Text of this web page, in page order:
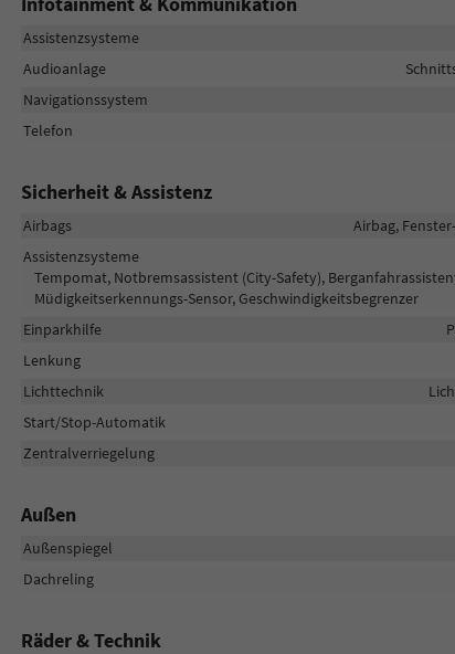
Assistenzsysteme
Audioanlage
Navigationssystem
Telefon
Sicherheit & Assistenz
Airbags
Airbag,
Assistenzsysteme
Tempomat, Notbremsassistent (City-Safety),
Müdigkeitserkennungs-Sensor, Geschwindigkeitsbegrenzer
Einparkhilfe
Lenkung
Lichttechnik
Start/Stop-Automatik
Zentralverriegelung
Außen
Außenspiegel
Dachreling
Räder & Technik